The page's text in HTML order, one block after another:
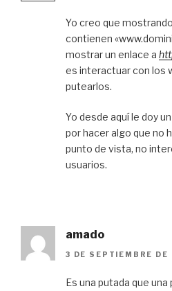
Yo creo que
contienen
mostrar un enlace a
es interactuar con los
putearlos.
Yo desde aquí le doy
por hacer algo que no
punto de vista, no
usuarios.
amado
3 DE SEPTIEMBRE
Es una putada que